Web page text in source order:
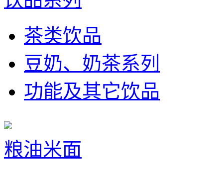
茶类饮品
豆奶、奶茶系列
功能及其它饮品
粮油米面